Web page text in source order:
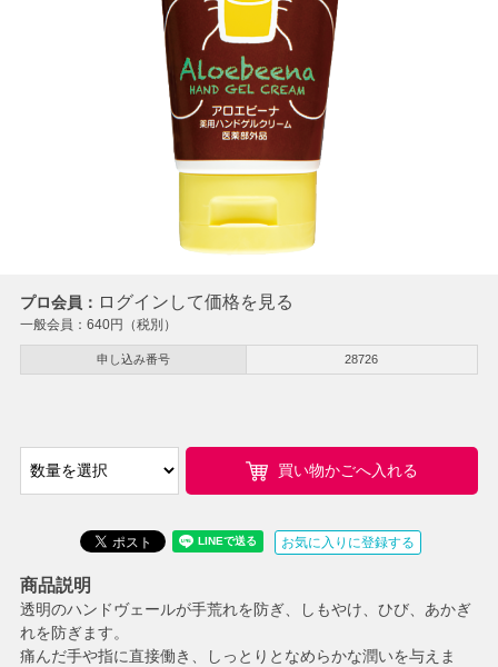
プロ会員： ログインして価格を見る
一般会員： 640円（税別）
申し込み番号 28726
買い物かごへ入れる
お気に入りに登録する
商品説明
透明のハンドヴェールが手荒れを防ぎ、しもやけ、ひび、あかぎ
れを防ぎます。
痛んだ手や指に直接働き、しっとりとなめらかな潤いを与えま